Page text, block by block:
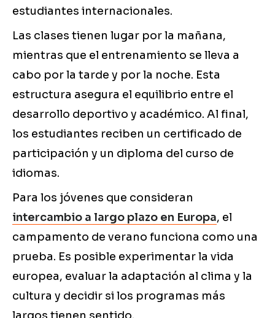
estudiantes internacionales.
Las clases tienen lugar por la mañana,
mientras que el entrenamiento se lleva a
cabo por la tarde y por la noche. Esta
estructura asegura el equilibrio entre el
desarrollo deportivo y académico. Al final,
los estudiantes reciben un certificado de
participación y un diploma del curso de
idiomas.
Para los jóvenes que consideran
intercambio a largo plazo en Europa, el
campamento de verano funciona como una
prueba. Es posible experimentar la vida
europea, evaluar la adaptación al clima y la
cultura y decidir si los programas más